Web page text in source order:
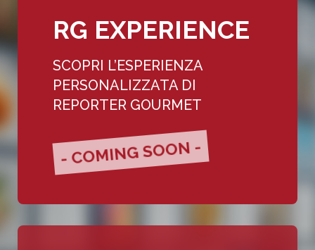
RG EXPERIENCE
SCOPRI L’ESPERIENZA
PERSONALIZZATA DI
REPORTER GOURMET
- COMING SOON -